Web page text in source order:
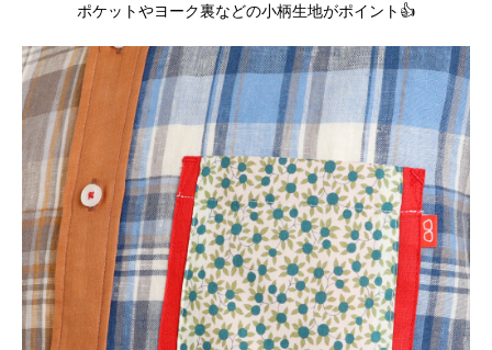
ポケットやヨーク裏などの小柄生地がポイント👍